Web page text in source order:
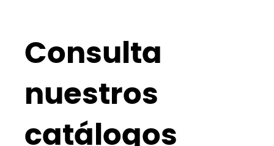
Consulta
nuestros
catálogos